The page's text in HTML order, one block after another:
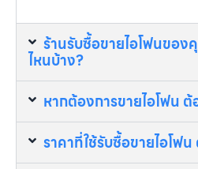
ร้านรับซื้อขายไอโฟนขอ
ไหนบ้าง?
หากต้องการขายไอโฟน ต้
ราคาที่ใช้รับซื้อขายไอโฟน